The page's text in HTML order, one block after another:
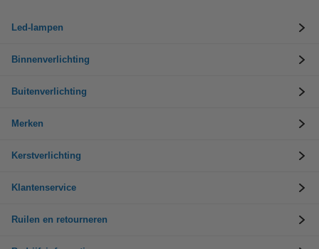
Led-lampen
Binnenverlichting
Buitenverlichting
Merken
Kerstverlichting
Klantenservice
Ruilen en retourneren